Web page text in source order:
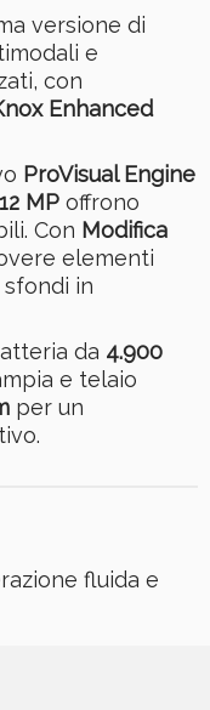
versione di
e
con
Enhanced
ProVisual Engine
12 MPoffrono
Con Modifica
elementi
in
da 4.900
e telaio
per un
fluida e